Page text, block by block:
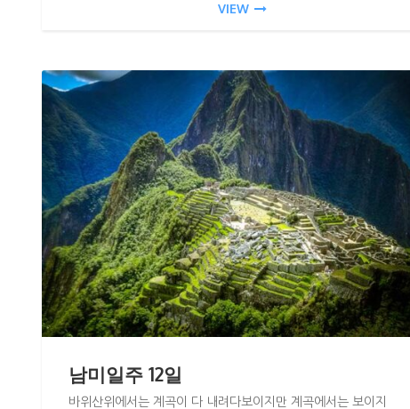
VIEW
남미일주 12일
바위산위에서는 계곡이 다 내려다보이지만 계곡에서는 보이지